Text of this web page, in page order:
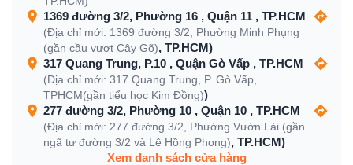
1369 đường 3/2, Phường 16 , Quận 11 , TP.HCM
(Địa chỉ mới: 1369 đường 3/2, Phường Minh Phụng
(gần cầu vượt Cây Gõ), TP.HCM)
317 Quang Trung, P.10 , Quận Gò Vấp , TP.HCM
(Địa chỉ mới: 317 Quang Trung, P. Gò Vấp,
TPHCM(gần tiểu học Kim Đồng))
277 đường 3/2, Phường 10 , Quận 10 , TP.HCM
(Địa chỉ mới: 277 đường 3/2, Phường Vườn Lài (gần
ngã tư đường 3/2 và Lê Hồng Phong), TP.HCM)
Xem danh sách cửa hàng